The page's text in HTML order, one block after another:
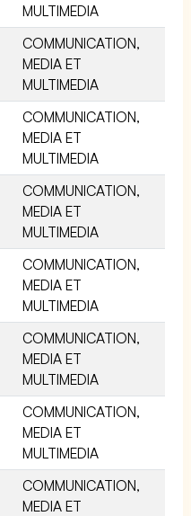
MULTIMEDIA
COMMUNICATION,
MEDIA ET
MULTIMEDIA
COMMUNICATION,
MEDIA ET
MULTIMEDIA
COMMUNICATION,
MEDIA ET
MULTIMEDIA
COMMUNICATION,
MEDIA ET
MULTIMEDIA
COMMUNICATION,
MEDIA ET
MULTIMEDIA
COMMUNICATION,
MEDIA ET
MULTIMEDIA
COMMUNICATION,
MEDIA ET